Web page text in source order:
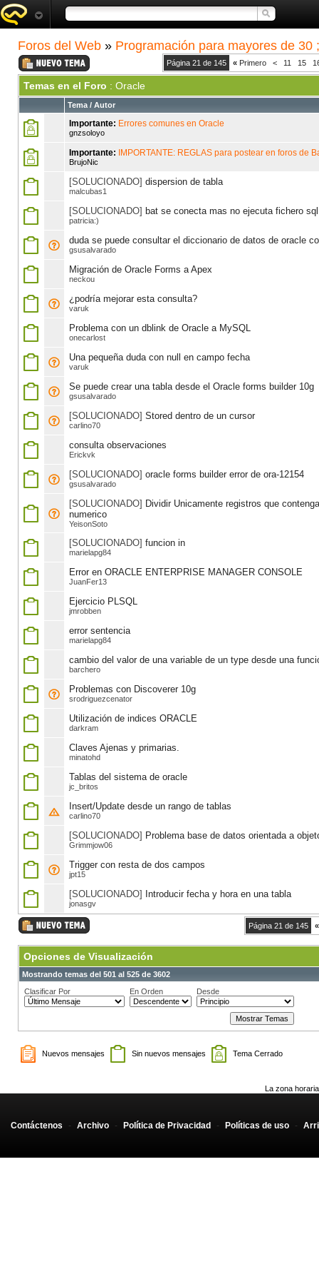
Foros del Web » Programación para mayores de 30
Página 21 de 145 « Primero < 11 15
Temas en el Foro : Oracle
Tema / Autor
Importante: Errores comunes en Oracle
gnzsoloyo
Importante: IMPORTANTE: REGLAS para postear en foros de
BrujoNic
[SOLUCIONADO] dispersion de tabla
malcubas1
[SOLUCIONADO] bat se conecta mas no ejecuta fichero sql
patricia:)
duda se puede consultar el diccionario de datos de oracle
gsusalvarado
Migración de Oracle Forms a Apex
neckou
¿podría mejorar esta consulta?
varuk
Problema con un dblink de Oracle a MySQL
onecarlost
Una pequeña duda con null en campo fecha
varuk
Se puede crear una tabla desde el Oracle forms builder 10g
gsusalvarado
[SOLUCIONADO] Stored dentro de un cursor
carlino70
consulta observaciones
Erickvk
[SOLUCIONADO] oracle forms builder error de ora-12154
gsusalvarado
[SOLUCIONADO] Dividir Unicamente registros que
numerico
YeisonSoto
[SOLUCIONADO] funcion in
marielapg84
Error en ORACLE ENTERPRISE MANAGER CONSOLE
JuanFer13
Ejercicio PLSQL
jmrobben
error sentencia
marielapg84
cambio del valor de una variable de un type desde una
barchero
Problemas con Discoverer 10g
srodriguezcenator
Utilización de indices ORACLE
darkram
Claves Ajenas y primarias.
minatohd
Tablas del sistema de oracle
jc_britos
Insert/Update desde un rango de tablas
carlino70
[SOLUCIONADO] Problema base de datos orientada a
Grimmjow06
Trigger con resta de dos campos
jpt15
[SOLUCIONADO] Introducir fecha y hora en una tabla
jonasgv
Página 21 de 145 «
Opciones de Visualización
Mostrando temas del 501 al 525 de 3602
Clasificar Por
En Orden Desde
Nuevos mensajes Sin nuevos mensajes Tema Cerrado
La zona
Contáctenos - Archivo - Política de Privacidad - Políticas de uso -